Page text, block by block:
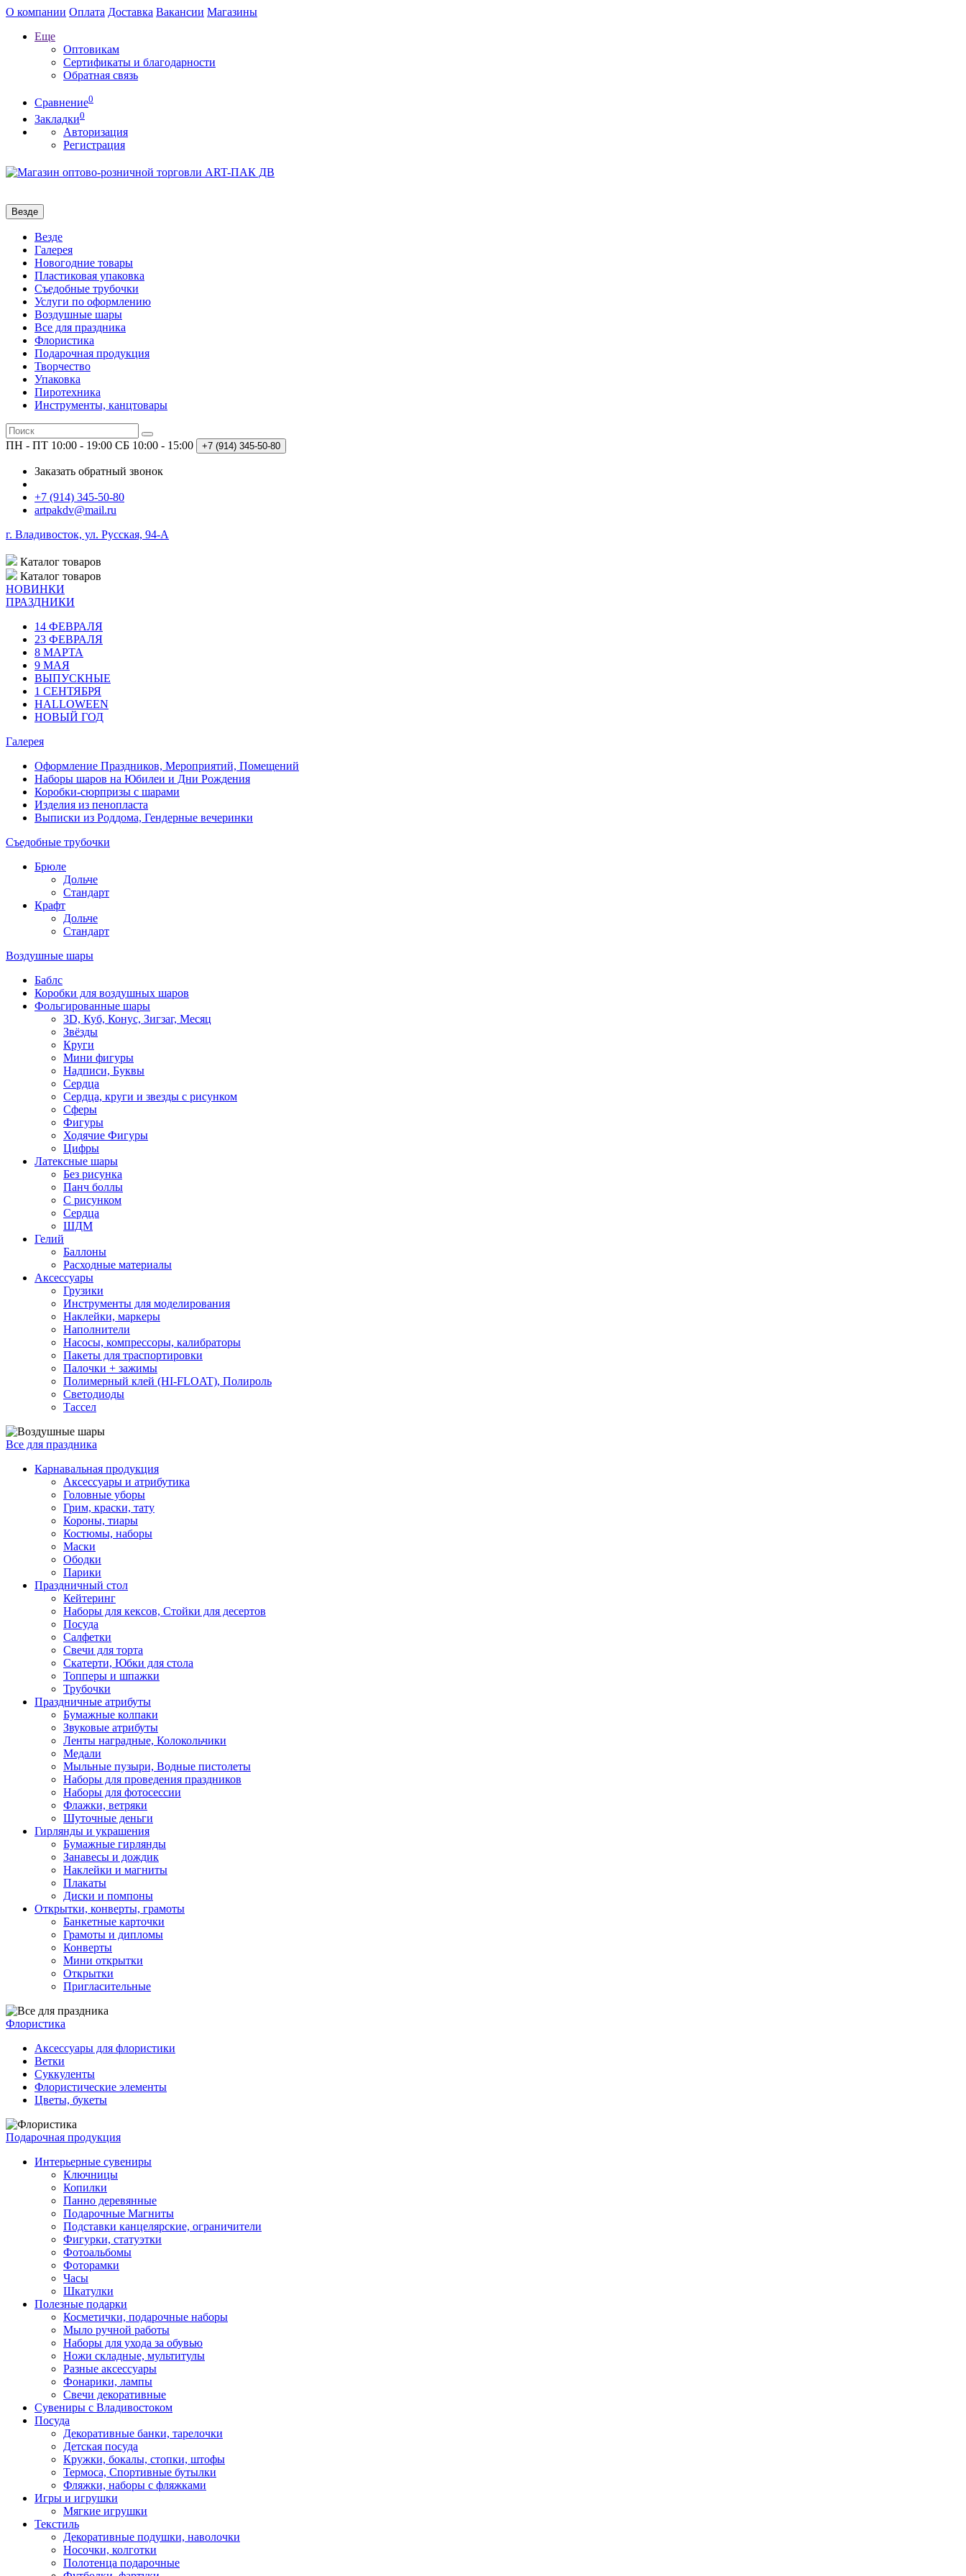
О компании Оплата Доставка Вакансии Магазины
Еще
Оптовикам
Сертификаты и благодарности
Обратная связь
Сравнение0
Закладки0
Авторизация
Регистрация
Везде
Везде
Галерея
Новогодние товары
Пластиковая упаковка
Съедобные трубочки
Услуги по оформлению
Воздушные шары
Все для праздника
Флористика
Подарочная продукция
Творчество
Упаковка
Пиротехника
Инструменты, канцтовары
ПН - ПТ 10:00 - 19:00 СБ 10:00 - 15:00 +7 (914) 345-50-80
Заказать обратный звонок
+7 (914) 345-50-80
artpakdv@mail.ru
г. Владивосток, ул. Русская, 94-А
Каталог товаров
Каталог товаров
НОВИНКИ
ПРАЗДНИКИ
14 ФЕВРАЛЯ
23 ФЕВРАЛЯ
8 МАРТА
9 МАЯ
ВЫПУСКНЫЕ
1 СЕНТЯБРЯ
HALLOWEEN
НОВЫЙ ГОД
Галерея
Оформление Праздников, Мероприятий, Помещений
Наборы шаров на Юбилеи и Дни Рождения
Коробки-сюрпризы с шарами
Изделия из пенопласта
Выписки из Роддома, Гендерные вечеринки
Съедобные трубочки
Брюле
Дольче
Стандарт
Крафт
Дольче
Стандарт
Воздушные шары
Баблс
Коробки для воздушных шаров
Фольгированные шары
3D, Куб, Конус, Зигзаг, Месяц
Звёзды
Круги
Мини фигуры
Надписи, Буквы
Сердца
Сердца, круги и звезды с рисунком
Сферы
Фигуры
Ходячие Фигуры
Цифры
Латексные шары
Без рисунка
Панч боллы
С рисунком
Сердца
ШДМ
Гелий
Баллоны
Расходные материалы
Аксессуары
Грузики
Инструменты для моделирования
Наклейки, маркеры
Наполнители
Насосы, компрессоры, калибраторы
Пакеты для траспортировки
Палочки + зажимы
Полимерный клей (HI-FLOAT), Полироль
Светодиоды
Тассел
Все для праздника
Карнавальная продукция
Аксессуары и атрибутика
Головные уборы
Грим, краски, тату
Короны, тиары
Костюмы, наборы
Маски
Ободки
Парики
Праздничный стол
Кейтеринг
Наборы для кексов, Стойки для десертов
Посуда
Салфетки
Свечи для торта
Скатерти, Юбки для стола
Топперы и шпажки
Трубочки
Праздничные атрибуты
Бумажные колпаки
Звуковые атрибуты
Ленты наградные, Колокольчики
Медали
Мыльные пузыри, Водные пистолеты
Наборы для проведения праздников
Наборы для фотосессии
Флажки, ветряки
Шуточные деньги
Гирлянды и украшения
Бумажные гирлянды
Занавесы и дождик
Наклейки и магниты
Плакаты
Диски и помпоны
Открытки, конверты, грамоты
Банкетные карточки
Грамоты и дипломы
Конверты
Мини открытки
Открытки
Пригласительные
Флористика
Аксессуары для флористики
Ветки
Суккуленты
Флористические элементы
Цветы, букеты
Подарочная продукция
Интерьерные сувениры
Ключницы
Копилки
Панно деревянные
Подарочные Магниты
Подставки канцелярские, ограничители
Фигурки, статуэтки
Фотоальбомы
Фоторамки
Часы
Шкатулки
Полезные подарки
Косметички, подарочные наборы
Мыло ручной работы
Наборы для ухода за обувью
Ножи складные, мультитулы
Разные аксессуары
Фонарики, лампы
Свечи декоративные
Сувениры с Владивостоком
Посуда
Декоративные банки, тарелочки
Детская посуда
Кружки, бокалы, стопки, штофы
Термоса, Спортивные бутылки
Фляжки, наборы с фляжками
Игры и игрушки
Мягкие игрушки
Текстиль
Декоративные подушки, наволочки
Носочки, колготки
Полотенца подарочные